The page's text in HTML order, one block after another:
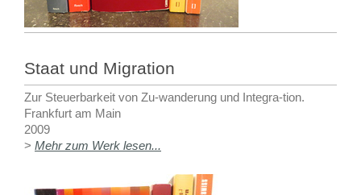
Staat und Migration
Zur Steuerbarkeit von Zu-wanderung und Integra-tion.
Frankfurt am Main
2009
> Mehr zum Werk lesen...